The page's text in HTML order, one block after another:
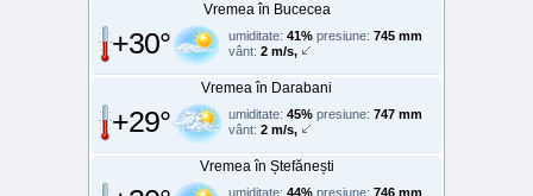
Vremea în Bucecea
+30° umiditate: 41% presiune: 745 mm
vânt: 2 m/s,
Vremea în Darabani
+29° umiditate: 45% presiune: 747 mm
vânt: 2 m/s,
Vremea în Ștefănești
umiditate: 44% presiune: 746 mm